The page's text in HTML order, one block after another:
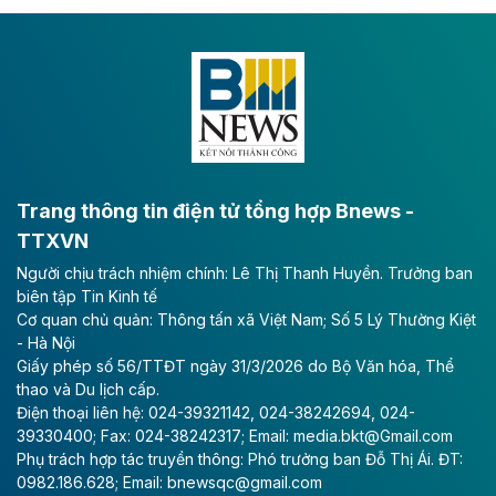
Đông A dài khoảng 25,1 km được kỳ vọng sẽ tạo động
lực phát triển kinh tế - xã hội khu vực phía Nam đồng
Long Thành
Tổng công ty Cảng hàng không Việt Nam - CTCP
(ACV) vừa lập kỷ lục mới về lợi nhuận trong quý
II/2026.
Theo baodautu.vn
Vinaconex lập đỉnh doanh thu
Tổng CTCP Xuất nhập khẩu và Xây dựng Việt Nam
(Vinaconex) đã khép lại nửa đầu năm với doanh thu
thuần gần 7.268 tỷ đồng, tăng 4% so với cùng kỳ và
cũng là mức cao nhất lịch sử hoạt động của doanh
Trang thông tin điện tử tổng hợp Bnews -
TTXVN
Người chịu trách nhiệm chính: Lê Thị Thanh Huyền. Trưởng ban
biên tập Tin Kinh tế
Cơ quan chủ quản: Thông tấn xã Việt Nam; Số 5 Lý Thường Kiệt
- Hà Nội
Giấy phép số 56/TTĐT ngày 31/3/2026 do Bộ Văn hóa, Thể
thao và Du lịch cấp.
Điện thoại liên hệ: 024-39321142, 024-38242694, 024-
39330400; Fax: 024-38242317; Email: media.bkt@Gmail.com
Phụ trách hợp tác truyền thông: Phó trưởng ban Đỗ Thị Ái. ĐT:
0982.186.628; Email: bnewsqc@gmail.com